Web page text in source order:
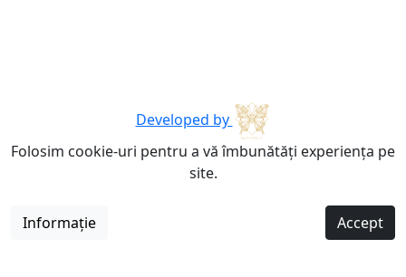
Developed by
Folosim cookie-uri pentru a vă îmbunătăți experiența pe
site.
Informație Accept